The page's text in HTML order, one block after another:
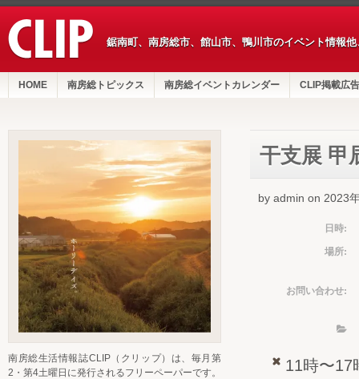
鋸南町、南房総市、館山市、鴨川市のイベント情報
HOME 南房総トピックス 南房総イベントカレンダー CLIP掲載広告
干支展 甲
by admin on 2023
日時:
場所:
お問い合わせ:
11時〜17
南房総生活情報誌CLIP（クリップ）は、毎月第
2・第4土曜日に発行されるフリーペーパーです。